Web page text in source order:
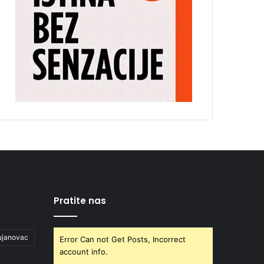
Pratite nas
Error Can not Get Posts, Incorrect
account info.